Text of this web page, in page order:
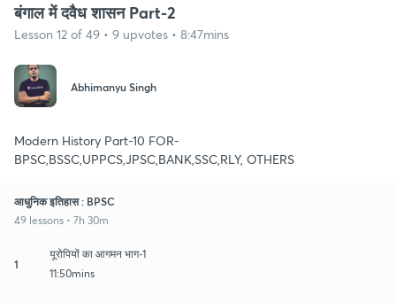
बंगाल में दवैध शासन Part-2
Lesson 12 of 49 • 9 upvotes • 8:47mins
Abhimanyu Singh
Modern History Part-10 FOR-
BPSC,BSSC,UPPCS,JPSC,BANK,SSC,RLY, OTHERS
आधुनिक इतिहास : BPSC
49 lessons • 7h 30m
1
यूरोपियों का आगमन भाग-1
11:50mins